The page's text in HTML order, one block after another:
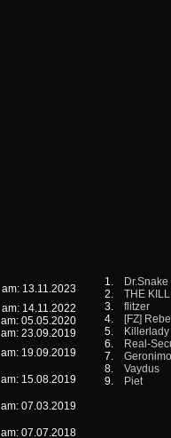
am: 13.11.2023
am: 14.11.2022
am: 05.05.2020
am: 23.09.2019
am: 19.09.2019
am: 15.08.2019
am: 07.03.2019
am: 07.07.2018
1.
Dr.Snake
2.
THE
3.
flitzer
4.
[FZ]
5.
Killerlady
6.
Real-
7.
Geronimo
8.
Vaydus
9.
Piet